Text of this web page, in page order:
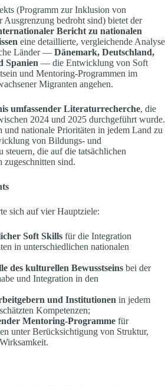
(Programm zur Inklusion von
bedroht sind) bietet der
Bericht zu nationalen
eine detaillierte, vergleichende Analyse
Länder — Dänemark, Deutschland,
Spanien — die Entwicklung von Soft
und Mentoring-Programmen im
Migranten angehen.
umfassender Literaturrecherche, die
2024 und 2025 durchgeführt wurde.
und nationale Prioritäten in jedem Land zu
von Bildungs- und
steuern, die auf die tatsächlichen
sind.
sich auf vier Hauptziele:
Soft Skills für die Integration
in unterschiedlichen nationalen
des kulturellen Bewusstseins bei der
und Integration in den
und Institutionen in jedem
Kompetenzen;
Mentoring-Programme für
unter Berücksichtigung von Struktur,